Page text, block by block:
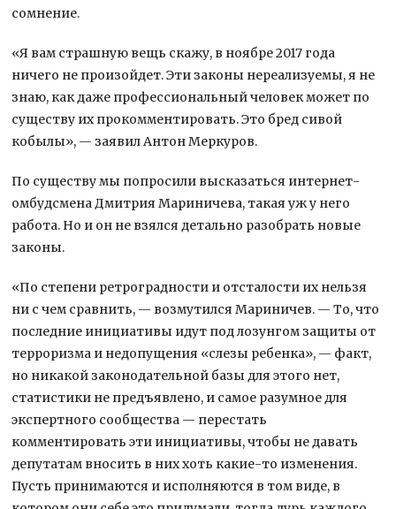
сомнение.
«Я вам страшную вещь скажу, в ноябре 2017 года
ничего не произойдет. Эти законы нереализуемы, я не
знаю, как даже профессиональный человек может по
существу их прокомментировать. Это бред сивой
кобылы», — заявил Антон Меркуров.
По существу мы попросили высказаться интернет-
омбудсмена Дмитрия Мариничева, такая уж у него
работа. Но и он не взялся детально разобрать новые
законы.
«По степени ретроградности и отсталости их нельзя
ни с чем сравнить, — возмутился Мариничев. — То, что
последние инициативы идут под лозунгом защиты от
терроризма и недопущения «слезы ребенка», — факт,
но никакой законодательной базы для этого нет,
статистики не предъявлено, и самое разумное для
экспертного сообщества — перестать
комментировать эти инициативы, чтобы не давать
депутатам вносить в них хоть какие-то изменения.
Пусть принимаются и исполняются в том виде, в